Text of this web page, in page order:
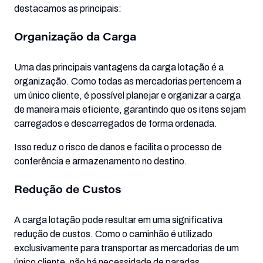
destacamos as principais:
Organização da Carga
Uma das principais vantagens dacarga lotaçãoé a
organização. Como todas as mercadorias pertencem a
um único cliente, é possível planejar e organizar a carga
de maneira mais eficiente, garantindo que os itens sejam
carregados e descarregados de forma ordenada.
Isso reduz o risco de danos e facilita o processo de
conferência e armazenamento no destino.
Redução de Custos
A carga lotação pode resultar em uma significativa
redução de custos. Como o caminhão é utilizado
exclusivamente para transportar as mercadorias de um